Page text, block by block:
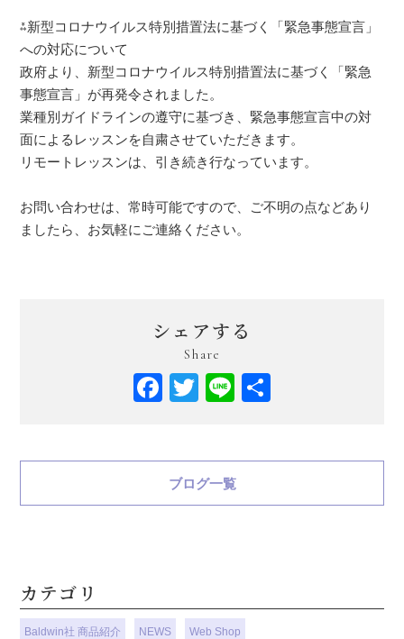
⁂新型コロナウイルス特別措置法に基づく「緊急事態宣言」
への対応について
政府より、新型コロナウイルス特別措置法に基づく「緊急
事態宣言」が再発令されました。
業種別ガイドラインの遵守に基づき、緊急事態宣言中の対
面によるレッスンを自粛させていただきます。
リモートレッスンは、引き続き行なっています。
お問い合わせは、常時可能ですので、ご不明の点などあり
ましたら、お気軽にご連絡ください。
シェアする
Share
Facebook
Twitter
Line
ブログ一覧
カテゴリ
Baldwin社 商品紹介 NEWS Web Shop